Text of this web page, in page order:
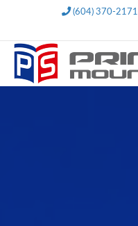
(604) 370-2171